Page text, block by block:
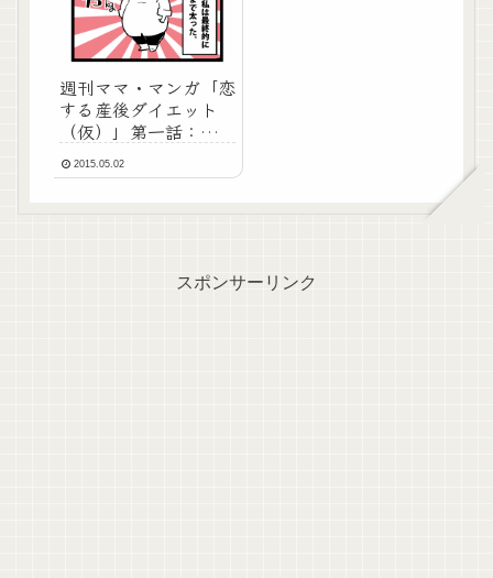
週刊ママ・マンガ「恋
する産後ダイエット
（仮）」第一話：豪
速 球
2015.05.02
スポンサーリンク